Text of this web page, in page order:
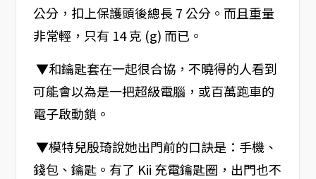
公分，扣上保護頭後總長 7 公分。而且重量
非常輕，只有 14 克 (g) 而已。
▼和鑰匙套在一起很合協，不曉得的人看到
可能會以為是一把超級電腦，或百萬跑車的
電子啟動鎖。
▼模特兒殷琦說她出門前的口訣是：手機、
錢包、鑰匙。有了 Kii 充電鑰匙圈，出門也不